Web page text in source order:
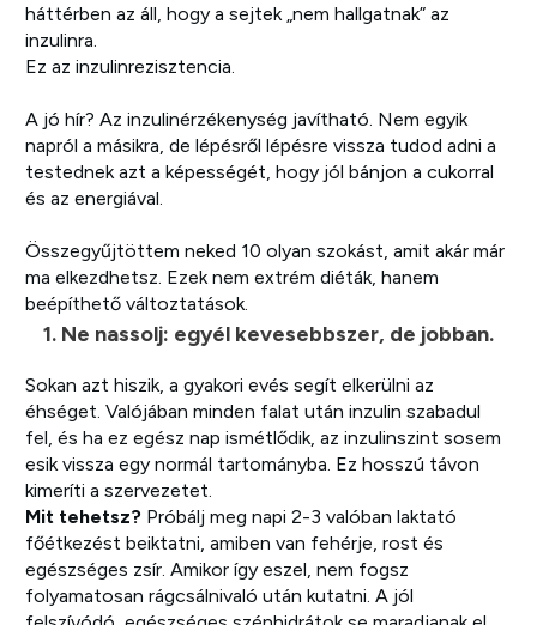
háttérben az áll, hogy a sejtek „nem hallgatnak” az
inzulinra.
Ez az inzulinrezisztencia.
A jó hír? Az inzulinérzékenység javítható. Nem egyik
napról a másikra, de lépésről lépésre vissza tudod adni a
testednek azt a képességét, hogy jól bánjon a cukorral
és az energiával.
Összegyűjtöttem neked 10 olyan szokást, amit akár már
ma elkezdhetsz. Ezek nem extrém diéták, hanem
beépíthető változtatások.
1. Ne nassolj: egyél kevesebbszer, de jobban.
Sokan azt hiszik, a gyakori evés segít elkerülni az
éhséget. Valójában minden falat után inzulin szabadul
fel, és ha ez egész nap ismétlődik, az inzulinszint sosem
esik vissza egy normál tartományba. Ez hosszú távon
kimeríti a szervezetet.
Mit tehetsz? Próbálj meg napi 2-3 valóban laktató
főétkezést beiktatni, amiben van fehérje, rost és
egészséges zsír. Amikor így eszel, nem fogsz
folyamatosan rágcsálnivaló után kutatni. A jól